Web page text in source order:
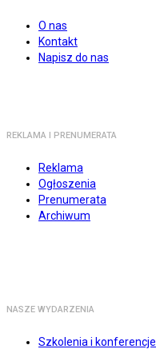
O nas
Kontakt
Napisz do nas
REKLAMA I PRENUMERATA
Reklama
Ogłoszenia
Prenumerata
Archiwum
NASZE WYDARZENIA
Szkolenia i konferencje